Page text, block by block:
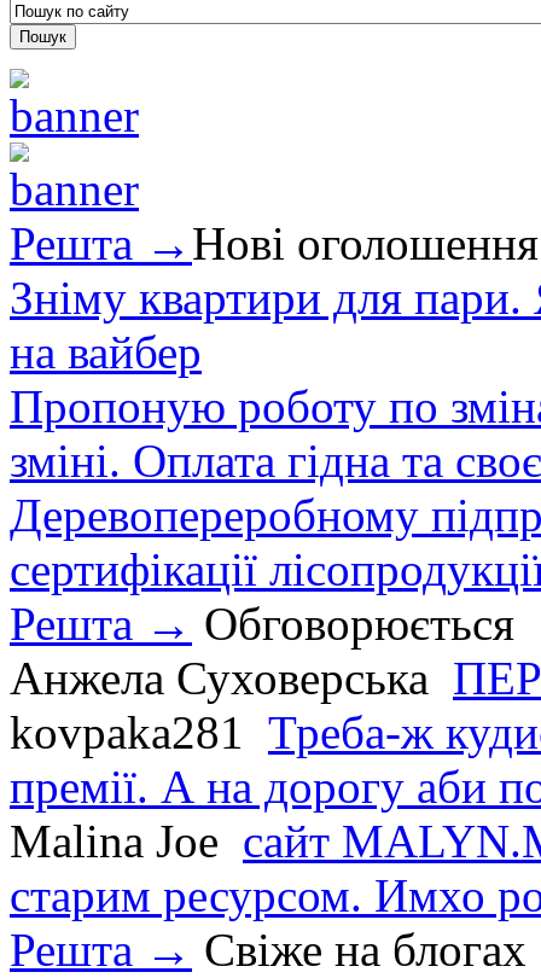
Решта → Нові оголошення
Зніму квартири для
на вайбер
Пропоную роботу по
зміні. Оплата гідна та
Деревопереробному
сертифікації
Решта → Обговорюється
Анжела Суховерська
kovpaka281 Треба-ж
премії. А на дорогу аби
Malina Joe сайт
старим ресурсом. Имхо
Решта → Свіже на блогах